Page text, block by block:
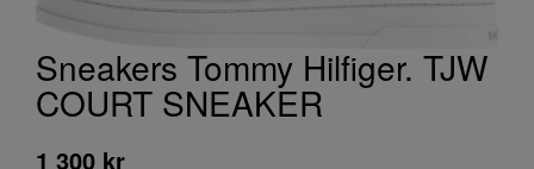
Sneakers Tommy Hilfiger. TJW
COURT SNEAKER
1 300 kr